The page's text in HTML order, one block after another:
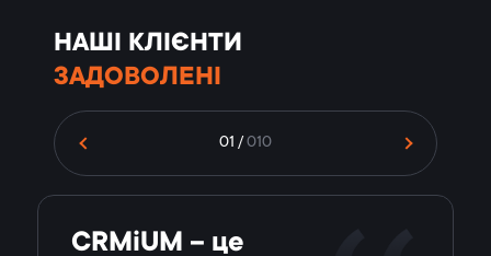
НАШІ КЛІЄНТИ
ЗАДОВОЛЕНІ
01 /010
CRMiUM – це